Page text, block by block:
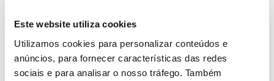
Este website utiliza cookies
Utilizamos cookies para personalizar conteúdos e
anúncios, para fornecer características das redes
sociais e para analisar o nosso tráfego. Também